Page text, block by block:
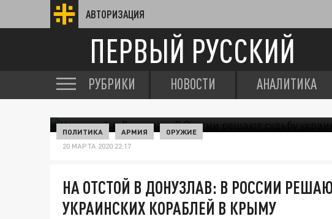
АВТОРИЗАЦИЯ
ПЕРВЫЙ РУССКИЙ
РУБРИКИ НОВОСТИ АНАЛИТИКА
ПОЛИТИКА АРМИЯ ОРУЖИЕ
20 МАРТА 2020 22:17
НА ОТСТОЙ В ДОНУЗЛАВ: В РОССИИ
УКРАИНСКИХ КОРАБЛЕЙ В КРЫМУ